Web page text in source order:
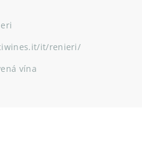
it/renieri/
vína